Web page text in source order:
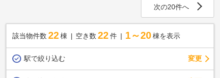
次の20件へ
該当物件数 22棟 空き数 22 件 1～20 棟を表示
駅で絞り込む 変更